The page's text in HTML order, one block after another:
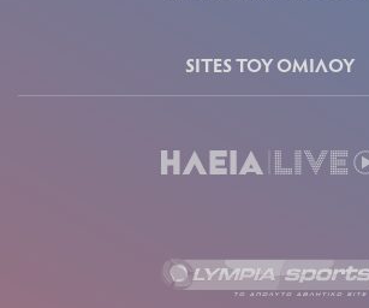
SITES ΤΟΥ ΟΜΙΛΟΥ